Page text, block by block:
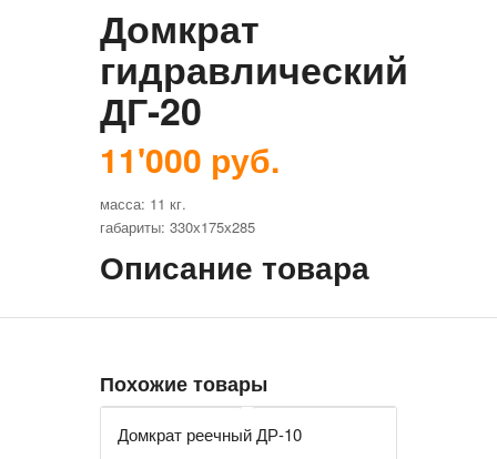
Домкрат
гидравлический
ДГ-20
11'000 руб.
масса: 11 кг.
габариты: 330х175х285
Описание товара
Похожие товары
Домкрат реечный ДР-10